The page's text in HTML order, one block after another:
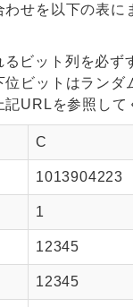
せを以下の表に
るビット列を必ず
位ビットはランダ
URLを参照して
C
1013904223
1
12345
12345